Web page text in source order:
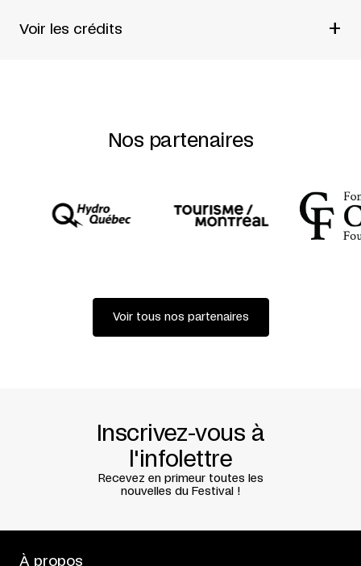
Voir les crédits +
GENEVIÈVE BÉLANGER
EUGÉNIE BEAUDRY
VÉRONIQUE LAVALLÉE
SARAH LEFEBVRE
ÉRIC ROBIDOUX
Nos partenaires
Voir tous nos partenaires
Inscrivez-vous à
l'infolettre
Recevez en primeur toutes les
nouvelles du Festival !
À propos